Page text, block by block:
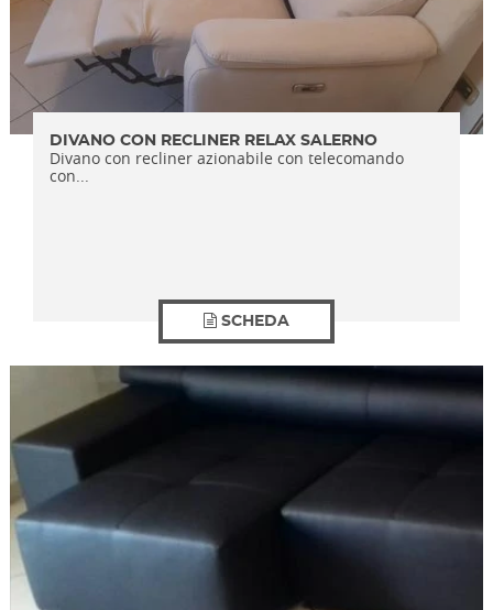
DIVANO CON RECLINER RELAX SALERNO
Divano con recliner azionabile con telecomando
con...
SCHEDA